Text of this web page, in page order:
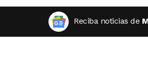
Reciba noticias de